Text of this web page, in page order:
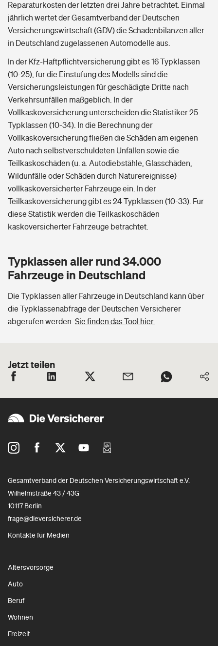
Reparaturkosten der letzten drei Jahre betrachtet. Einmal
jährlich wertet der Gesamtverband der Deutschen
Versicherungswirtschaft (GDV) die Schadenbilanzen aller
in Deutschland zugelassenen Automodelle aus.
In der Kfz-Haftpflichtversicherung gibt es 16 Typklassen
(10-25), für die Einstufung des Modells sind die
Versicherungsleistungen für geschädigte Dritte nach
Verkehrsunfällen maßgeblich. In der
Vollkaskoversicherung unterscheiden die Statistiker 25
Typklassen (10-34). In die Berechnung der
Vollkaskoversicherung fließen die Schäden am eigenen
Auto nach selbstverschuldeten Unfällen sowie die
Teilkaskoschäden (u. a. Autodiebstähle, Glasschäden,
Wildunfälle oder Schäden durch Naturereignisse)
vollkaskoversicherter Fahrzeuge ein. In der
Teilkaskoversicherung gibt es 24 Typklassen (10-33). Für
diese Statistik werden die Teilkaskoschäden
kaskoversicherter Fahrzeuge betrachtet.
Typklassen aller rund 34.000
Fahrzeuge in Deutschland
Die Typklassen aller Fahrzeuge in Deutschland kann über
die Typklassenabfrage der Deutschen Versicherer
abgerufen werden. Sie finden das Tool hier.
Jetzt teilen
Gesamtverband der Deutschen Versicherungswirtschaft e.V.
Wilhelmstraße 43 / 43G
10117 Berlin
frage@dieversicherer.de
Kontakte für Medien
Altersvorsorge
Auto
Beruf
Wohnen
Freizeit